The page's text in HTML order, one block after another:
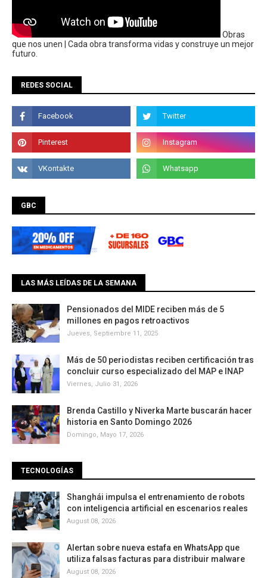
Obras
que nos unen | Cada obra transforma vidas y construye un mejor
futuro.
REDES SOCIAL
GBC
LAS MÁS LEÍDAS DE LA SEMANA
Pensionados del MIDE reciben más de 5
millones en pagos retroactivos
Jueves, Septiembre 11, 2025
Más de 50 periodistas reciben certificación tras
concluir curso especializado del MAP e INAP
Viernes, Julio 31, 2026
Brenda Castillo y Niverka Marte buscarán hacer
historia en Santo Domingo 2026
Domingo, Mayo 17, 2026
TECNOLOGÍAS
Shanghái impulsa el entrenamiento de robots
con inteligencia artificial en escenarios reales
August 08, 2026
Alertan sobre nueva estafa en WhatsApp que
utiliza falsas facturas para distribuir malware
August 08, 2026